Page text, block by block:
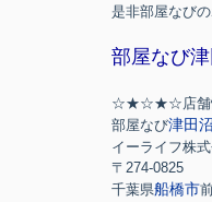
是非部屋なび
部屋なび
☆★☆★☆店
部屋なび津田沼
イーライフ株
〒274-0825
千葉県船橋市